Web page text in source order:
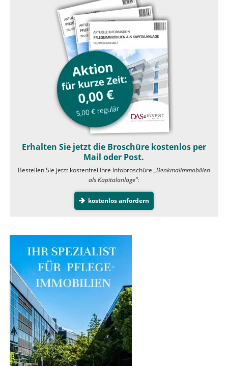
Erhalten Sie jetzt die Broschüre kostenlos per
Mail oder Post.
Bestellen Sie jetzt kostenfrei Ihre Infobroschüre „Denkmalimmobilien
als Kapitalanlage”:
kostenlos anfordern